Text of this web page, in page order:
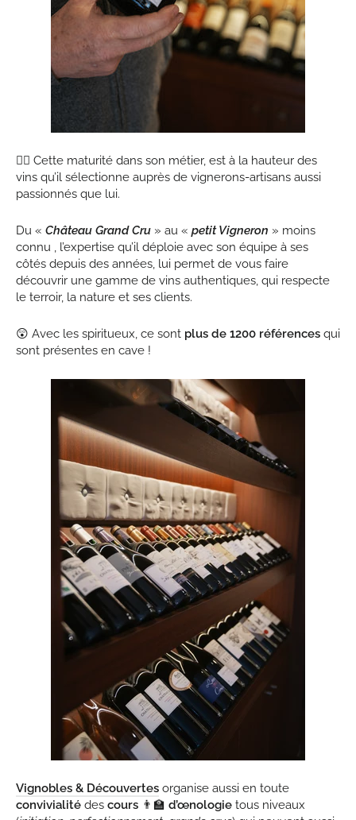
🦸‍♂️ Cette maturité dans son métier, est à la hauteur des
vins qu’il sélectionne auprès de vignerons-artisans aussi
passionnés que lui.
Du « Château Grand Cru » au « petit Vigneron » moins
connu , l’expertise qu’il déploie avec son équipe à ses
côtés depuis des années, lui permet de vous faire
découvrir une gamme de vins authentiques, qui respecte
le terroir, la nature et ses clients.
😲 Avec les spiritueux, ce sont plus de 1200 références qui
sont présentes en cave !
Vignobles & Découvertes organise aussi en toute
convivialité des cours 👨‍🏫 d’œnologie tous niveaux